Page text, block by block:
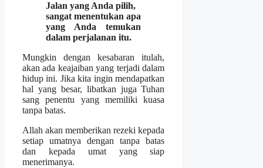
Jalan yang Anda pilih,
sangat menentukan apa
yang Anda temukan
dalam perjalanan itu.
Mungkin dengan kesabaran itulah,
akan ada keajaiban yang terjadi dalam
hidup ini. Jika kita ingin mendapatkan
hal yang besar, libatkan juga Tuhan
sang penentu yang memiliki kuasa
tanpa batas.
Allah akan memberikan rezeki kepada
setiap umatnya dengan tanpa batas
dan kepada umat yang siap
menerimanya.